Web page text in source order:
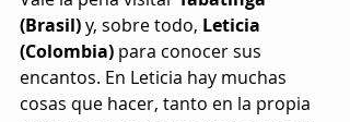
(Brasil) y, sobre todo, Leticia
(Colombia) para conocer sus
encantos. En Leticia hay muchas
cosas que hacer, tanto en la propia